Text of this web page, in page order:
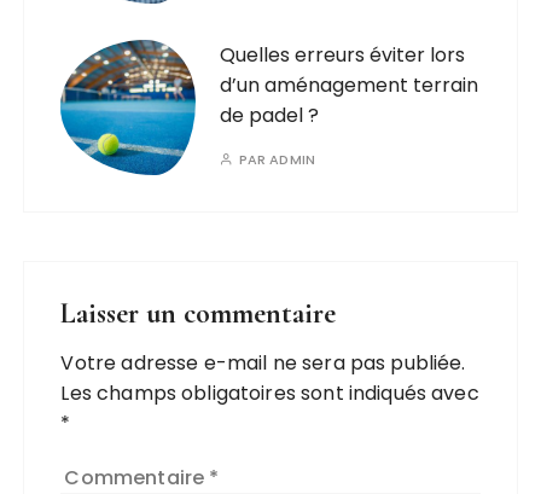
Quelles erreurs éviter lors
d’un aménagement terrain
de padel ?
PARADMIN
Laisser un commentaire
Votre adresse e-mail ne sera pas publiée.
Les champs obligatoires sont indiqués avec
*
Commentaire *